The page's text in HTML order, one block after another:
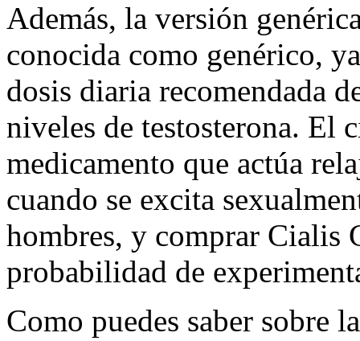
Además, la versión
conocida como genérico,
dosis diaria recomendada
niveles de testosterona. El
medicamento que actúa
cuando se excita
hombres, y comprar Cialis
probabilidad de
Como puedes saber sobre